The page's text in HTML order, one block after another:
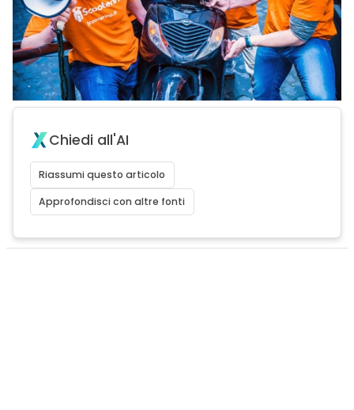
Chiedi all'AI
Riassumi questo articolo
Approfondisci con altre fonti